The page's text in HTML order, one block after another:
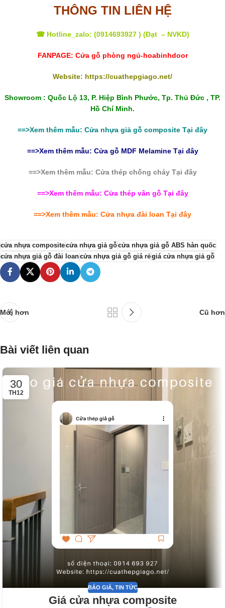
THÔNG TIN LIÊN HỆ
☎ Hotline_zalo: (0914693927 ) (Đạt – NVKD)
FANPAGE: Cửa gỗ phòng ngủ-hoabinhdoor
Website: https://cuathepgiago.net/
Showroom : Quốc Lộ 13, P. Hiệp Bình Phước, Tp. Thủ Đức , TP.
Hồ Chí Minh.
==>Xem thêm mẫu: Cửa nhựa giả gỗ composite Tại đây
==>Xem thêm mẫu: Cửa gỗ MDF MelamineTại đây
==>Xem thêm mẫu: Cửa thép chống cháyTại đây
==>Xem thêm mẫu: Cửa thép vân gỗ Tại đây
==>Xem thêm mẫu: Cửa nhựa đài loan Tại đây
cửa nhựa compositecửa nhựa giả gỗcửa nhựa giả gỗ ABS hàn quốc
cửa nhựa giả gỗ đài loancửa nhựa giả gỗ giá rẻgiá cửa nhựa giả gỗ
Mới hơn Cũ hơn
Bài viết liên quan
30
TH12
BÁO GIÁ, TIN TỨC
Giá cửa nhựa composite